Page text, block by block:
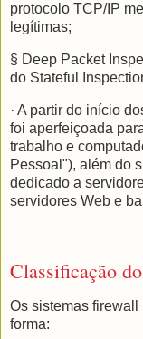
protocolo TCP/IP
legítimas;
§ Deep Packet
do Stateful
· A partir do início
foi aperfeiçoada
trabalho e
Pessoal"), além do
dedicado a
servidores Web e
Classificação
Os sistemas
forma: